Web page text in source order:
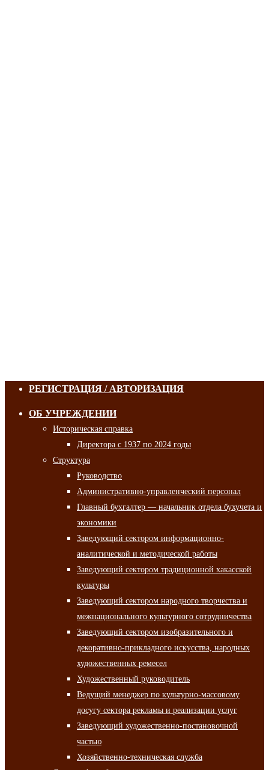
РЕГИСТРАЦИЯ / АВТОРИЗАЦИЯ
ОБ УЧРЕЖДЕНИИ
Историческая справка
Директора с 1937 по 2024 годы
Структура
Руководство
Административно-управленческий персонал
Главный бухгалтер — начальник отдела бухучета и
экономики
Заведующий сектором информационно-
аналитической и методической работы
Заведующий сектором традиционной хакасской
культуры
Заведующий сектором народного творчества и
межнационального культурного сотрудничества
Заведующий сектором изобразительного и
декоративно-прикладного искусства, народных
художественных ремесел
Художественный руководитель
Ведущий менеджер по культурно-массовому
досугу сектора рекламы и реализации услуг
Заведующий художественно-постановочной
частью
Хозяйственно-техническая служба